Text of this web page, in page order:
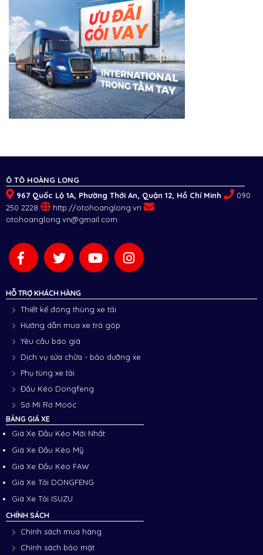
Ô TÔ HOÀNG LONG
967 Quốc Lộ 1A, Phường Thới An, Quận 12, Hồ Chí Minh
090
250 2228
http://otohoanglong.vn
otohoanglong.vn@gmail.com
HỖ TRỢ KHÁCH HÀNG
Thiết kế đóng thùng xe tải
Hướng dẫn mua xe trả góp
Yêu cầu báo giá
Dịch vụ sửa chữa - bảo dưỡng xe
Phụ tùng xe tải
Đầu Kéo Dongfeng
Sơ Mi Rơ Moóc
BẢNG GIÁ XE
Giá Xe Đầu Kéo Mới Nhất
Giá Xe Đầu Kéo Mỹ
Giá Xe Đầu Kéo FAW
Giá Xe Tải DONGFENG
Giá Xe Tải ISUZU
CHÍNH SÁCH
Chính sách mua hàng
Chính sách bảo mật